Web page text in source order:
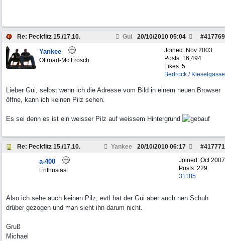
Re: Peckfitz 15./17.10. Gui #417769
20/10/2010 05:04
Joined: Nov 2003
Posts: 16,494
Likes: 5
Bedrock / Kieselgasse
Yankee
Offroad-Mc Frosch
Lieber Gui, selbst wenn ich die Adresse vom Bild in einem neuen Browser
öffne, kann ich keinen Pilz sehen.
Es sei denn es ist ein weisser Pilz auf weissem Hintergrund
Re: Peckfitz 15./17.10. Yankee #417771
20/10/2010 06:17
Joined: Oct 2007
Posts: 229
31185
a-400
Enthusiast
Also ich sehe auch keinen Pilz, evtl hat der Gui aber auch nen Schuh
drüber gezogen und man sieht ihn darum nicht.
Gruß
Michael